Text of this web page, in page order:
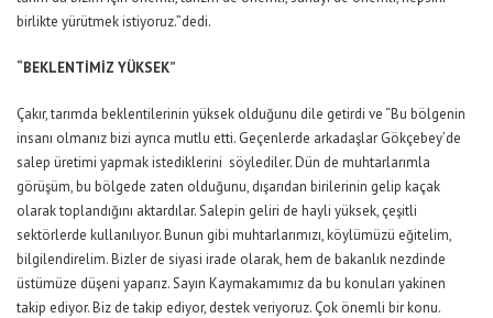
birlikte yürütmek istiyoruz.”dedi.
“BEKLENTİMİZ YÜKSEK”
Çakır, tarımda beklentilerinin yüksek olduğunu dile getirdi ve “Bu bölgenin
insanı olmanız bizi ayrıca mutlu etti. Geçenlerde arkadaşlar Gökçebey’de
salep üretimi yapmak istediklerini söylediler. Dün de muhtarlarımla
görüşüm, bu bölgede zaten olduğunu, dışarıdan birilerinin gelip kaçak
olarak toplandığını aktardılar. Salepin geliri de hayli yüksek, çeşitli
sektörlerde kullanılıyor. Bunun gibi muhtarlarımızı, köylümüzü eğitelim,
bilgilendirelim. Bizler de siyasi irade olarak, hem de bakanlık nezdinde
üstümüze düşeni yaparız. Sayın Kaymakamımız da bu konuları yakinen
takip ediyor. Biz de takip ediyor, destek veriyoruz. Çok önemli bir konu.